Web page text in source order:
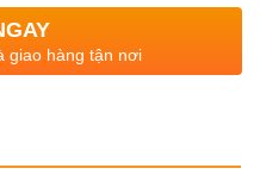
giao hàng tận nơi